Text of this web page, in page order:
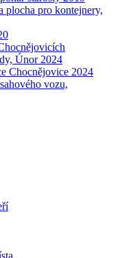
plocha pro kontejnery,
Únor 2024
Chocnějovice 2024
vozu,